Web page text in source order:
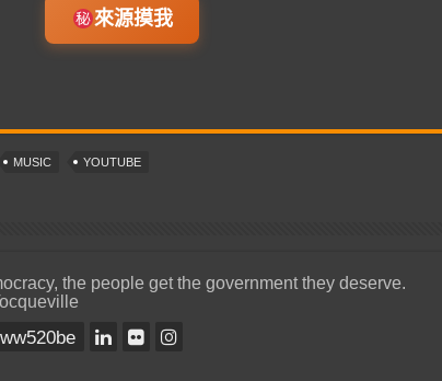
來源摸我
MUSIC YOUTUBE
the people get the government they deserve.